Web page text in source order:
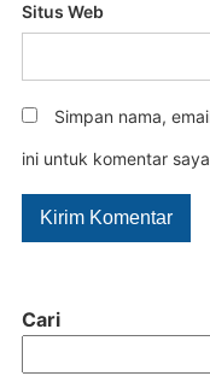
Cari
Situs Web
Simpan nama,
ini untuk komentar